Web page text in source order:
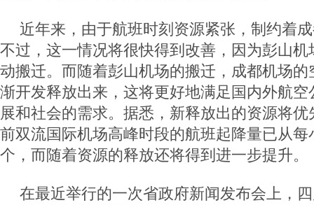
近年来，由于航班时刻资源紧张，制约着
不过，这一情况将很快得到改善，因为彭山
动搬迁。而随着彭山机场的搬迁，成都机场
渐开发释放出来，这将更好地满足国内外航
展和社会的需求。据悉，新释放出的资源将
前双流国际机场高峰时段的航班起降量已从每
个，而随着资源的释放还将得到进一步提升。
在最近举行的一次省政府新闻发布会上，